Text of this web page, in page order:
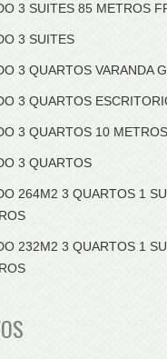
3 SUITES 85 METROS
3 SUITES
3 QUARTOS VARANDA
3 QUARTOS
3 QUARTOS 10
3 QUARTOS
264M2 3 QUARTOS 1
232M2 3 QUARTOS 1